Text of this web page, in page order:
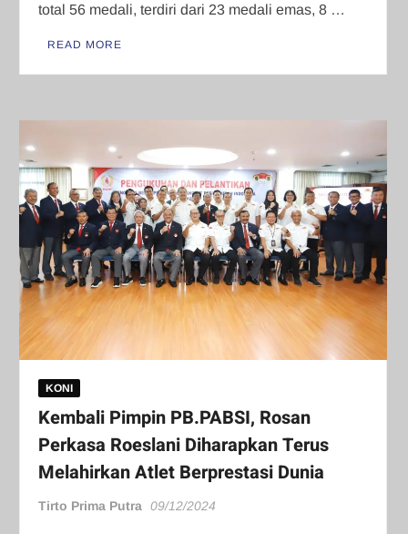
total 56 medali, terdiri dari 23 medali emas, 8 …
READ MORE
KONI
Kembali Pimpin PB.PABSI, Rosan
Perkasa Roeslani Diharapkan Terus
Melahirkan Atlet Berprestasi Dunia
Tirto Prima Putra 09/12/2024